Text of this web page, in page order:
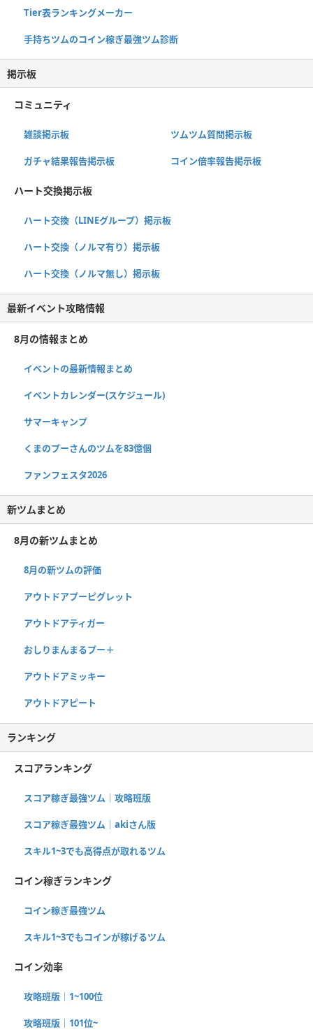
Tier表ランキングメーカー
手持ちツムのコイン稼ぎ最強ツム診断
掲示板
コミュニティ
雑談掲示板 ツムツム質問掲示板
ガチャ結果報告掲示板 コイン倍率報告掲示板
ハート交換掲示板
ハート交換（LINEグループ）掲示板
ハート交換（ノルマ有り）掲示板
ハート交換（ノルマ無し）掲示板
最新イベント攻略情報
8月の情報まとめ
イベントの最新情報まとめ
イベントカレンダー(スケジュール)
サマーキャンプ
くまのプーさんのツムを83億個
ファンフェスタ2026
新ツムまとめ
8月の新ツムまとめ
8月の新ツムの評価
アウトドアプーピグレット
アウトドアティガー
おしりまんまるプー＋
アウトドアミッキー
アウトドアピート
ランキング
スコアランキング
スコア稼ぎ最強ツム｜攻略班版
スコア稼ぎ最強ツム｜akiさん版
スキル1~3でも高得点が取れるツム
コイン稼ぎランキング
コイン稼ぎ最強ツム
スキル1~3でもコインが稼げるツム
コイン効率
攻略班版｜1~100位
攻略班版｜101位~